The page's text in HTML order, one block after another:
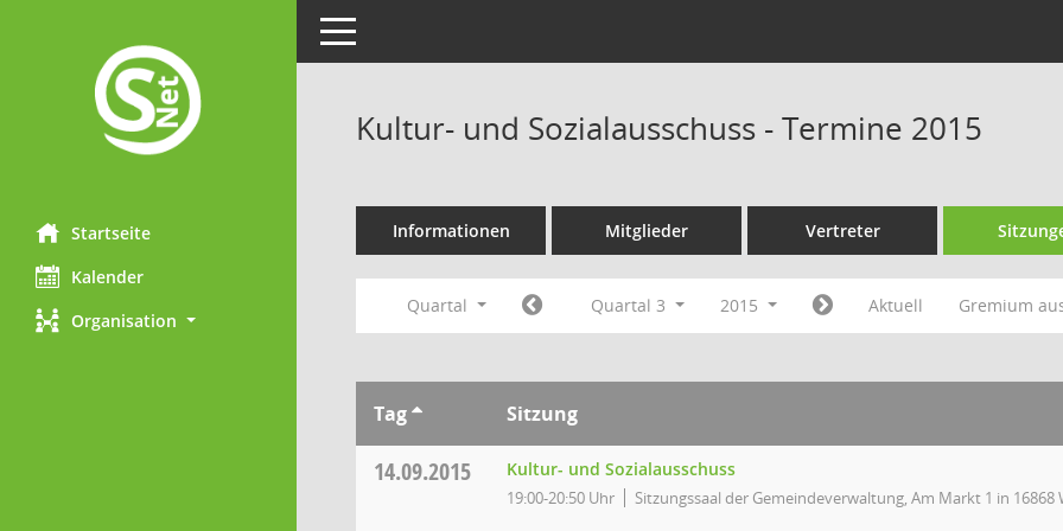
Startseite
Kalender
Organisation
Toggle navigation
Kultur- und Sozialausschuss - Termine 2015
Informationen Mitglieder Vertreter
Quartal Quartal 3 2015 Aktuell Gremium
Tag Sitzung
14.09.2015 Kultur- und Sozialausschuss
19:00-20:50 Uhr Sitzungssaal der Gemeindeverwaltung, Am Markt 1 in